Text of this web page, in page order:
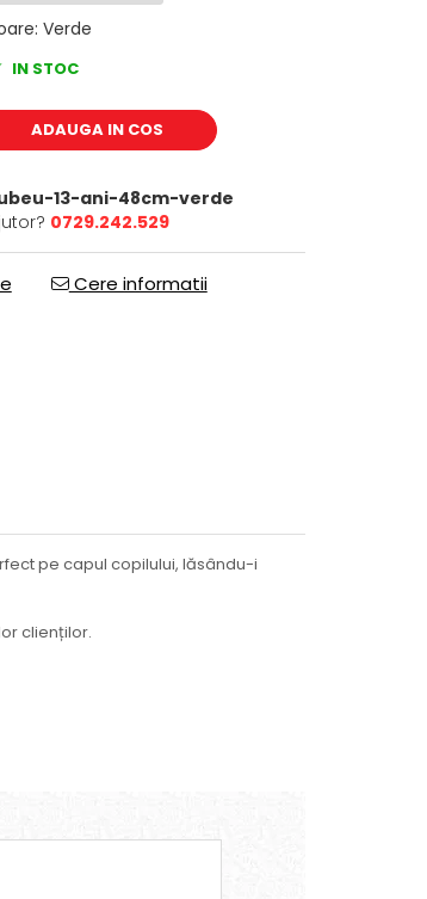
: Verde
IN STOC
ADAUGA IN COS
13-ani-48cm-verde
0729.242.529
Cere informatii
pe capul copilului, lăsându-i
clienților.